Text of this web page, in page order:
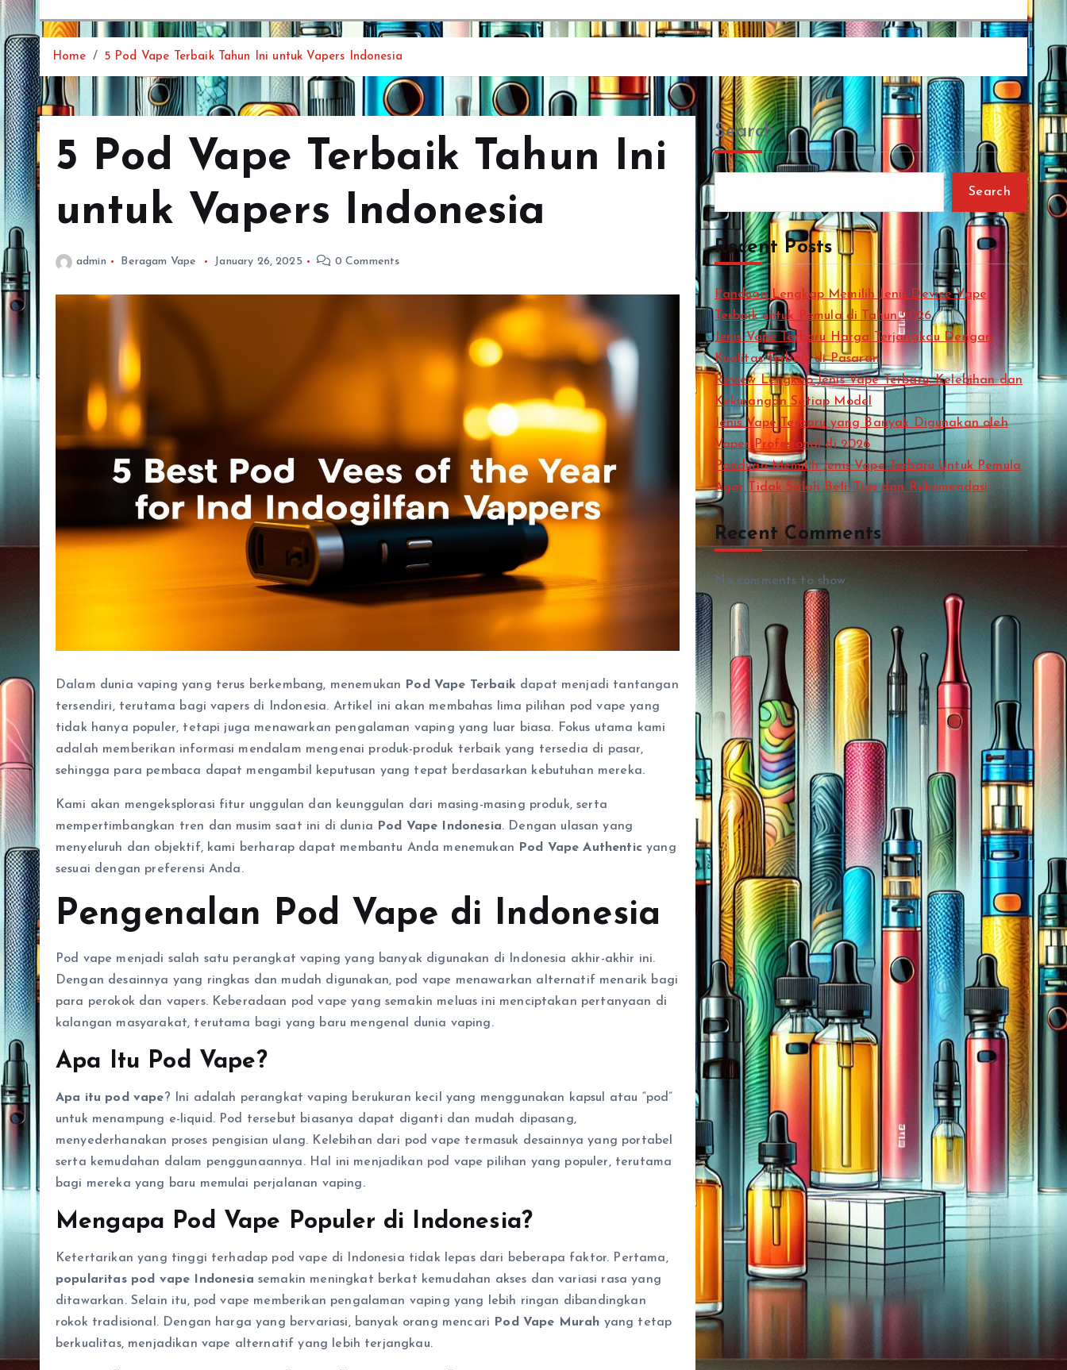
Home 5 Pod Vape Terbaik Tahun Ini untuk Vapers Indonesia
5 Pod Vape Terbaik Tahun Ini
untuk Vapers Indonesia
admin Beragam Vape January 26, 2025 0 Comments
Dalam dunia vaping yang terus berkembang, menemukan Pod Vape Terbaik dapat menjadi tantangan
tersendiri, terutama bagi vapers di Indonesia. Artikel ini akan membahas lima pilihan pod vape yang
tidak hanya populer, tetapi juga menawarkan pengalaman vaping yang luar biasa. Fokus utama kami
adalah memberikan informasi mendalam mengenai produk-produk terbaik yang tersedia di pasar,
sehingga para pembaca dapat mengambil keputusan yang tepat berdasarkan kebutuhan mereka.
Kami akan mengeksplorasi fitur unggulan dan keunggulan dari masing-masing produk, serta
mempertimbangkan tren dan musim saat ini di dunia
Pod Vape Indonesia. Dengan ulasan yang
menyeluruh dan objektif, kami berharap dapat membantu Anda menemukan
Pod Vape Authenticyang
sesuai dengan preferensi Anda.
Pengenalan Pod Vape di Indonesia
Pod vape menjadi salah satu perangkat vaping yang banyak digunakan di Indonesia akhir-akhir ini.
Dengan desainnya yang ringkas dan mudah digunakan, pod vape menawarkan alternatif menarik bagi
para perokok dan vapers. Keberadaan pod vape yang semakin meluas ini menciptakan pertanyaan di
kalangan masyarakat, terutama bagi yang baru mengenal dunia vaping.
Apa Itu Pod Vape?
Apa itu pod vape? Ini adalah perangkat vaping berukuran kecil yang menggunakan kapsul atau “pod”
untuk menampung e-liquid. Pod tersebut biasanya dapat diganti dan mudah dipasang,
menyederhanakan proses pengisian ulang. Kelebihan dari pod vape termasuk desainnya yang portabel
serta kemudahan dalam penggunaannya. Hal ini menjadikan pod vape pilihan yang populer, terutama
bagi mereka yang baru memulai perjalanan vaping.
Mengapa Pod Vape Populer di Indonesia?
Ketertarikan yang tinggi terhadap pod vape di Indonesia tidak lepas dari beberapa faktor. Pertama,
popularitas pod vape Indonesia semakin meningkat berkat kemudahan akses dan variasi rasa yang
ditawarkan. Selain itu, pod vape memberikan pengalaman vaping yang lebih ringan dibandingkan
rokok tradisional. Dengan harga yang bervariasi, banyak orang mencari
Pod Vape Murah yang tetap
berkualitas, menjadikan vape alternatif yang lebih terjangkau.
Search
Search
Recent Posts
Panduan Lengkap Memilih Jenis Device Vape
Terbaik untuk Pemula di Tahun 2026
Jenis Vape Terbaru Harga Terjangkau Dengan
Kualitas Terbaik di Pasaran
Review Lengkap Jenis Vape Terbaru: Kelebihan dan
Kekurangan Setiap Model
Jenis Vape Terbaru yang Banyak Digunakan oleh
Vaper Profesional di 2026
Panduan Memilih Jenis Vape Terbaru Untuk Pemula
Agar Tidak Salah Beli: Tips dan Rekomendasi
Recent Comments
No comments to show.